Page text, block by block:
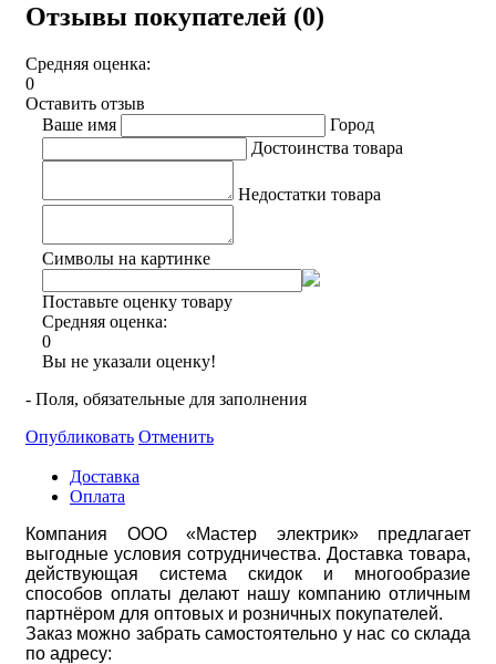
Отзывы покупателей (0)
Средняя оценка:
0
Оставить отзыв
Ваше имя
Город
Достоинства товара
Недостатки товара
Символы на картинке
Поставьте оценку товару
Средняя оценка:
0
Вы не указали оценку!
- Поля, обязательные для заполнения
Опубликовать Отменить
Доставка
Оплата
Компания ООО «Мастер электрик» предлагает
выгодные условия сотрудничества. Доставка товара,
действующая система скидок и многообразие
способов оплаты делают нашу компанию отличным
партнёром для оптовых и розничных покупателей.
Заказ можно забрать самостоятельно у нас со склада
по адресу: